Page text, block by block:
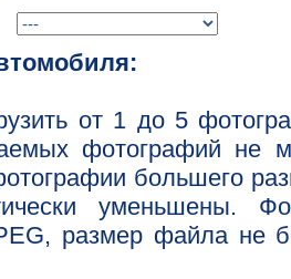
от 1 до 5
фотографий не
большего
уменьшены.
размер файла не